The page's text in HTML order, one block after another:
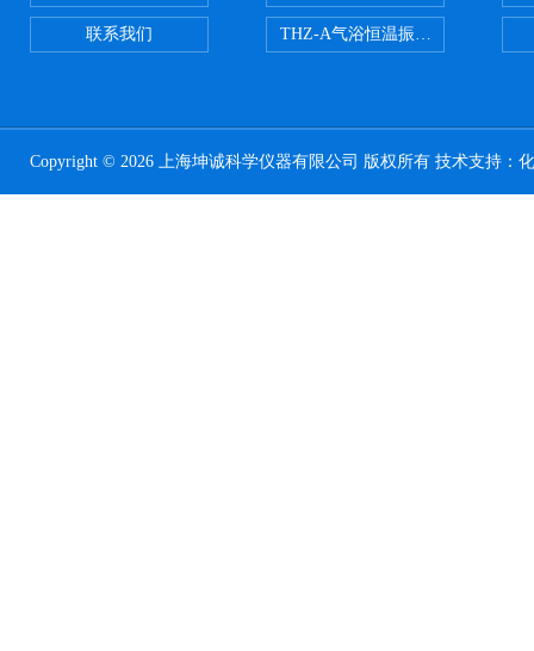
联系我们 THZ-A气浴恒温振荡器
Copyright © 2026 上海坤诚科学仪器有限公司 版权所有 技术支持：